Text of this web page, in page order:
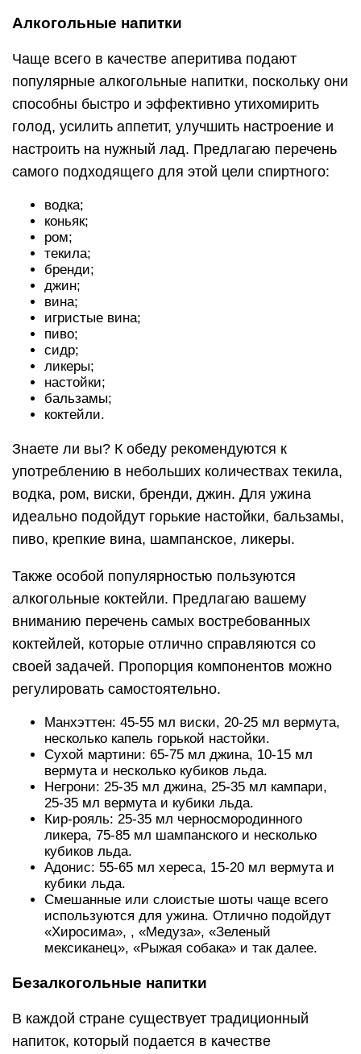
Алкогольные напитки
Чаще всего в качестве аперитива подают
популярные алкогольные напитки, поскольку они
способны быстро и эффективно утихомирить
голод, усилить аппетит, улучшить настроение и
настроить на нужный лад. Предлагаю перечень
самого подходящего для этой цели спиртного:
водка;
коньяк;
ром;
текила;
бренди;
джин;
вина;
игристые вина;
пиво;
сидр;
ликеры;
настойки;
бальзамы;
коктейли.
Знаете ли вы? К обеду рекомендуются к
употреблению в небольших количествах текила,
водка, ром, виски, бренди, джин. Для ужина
идеально подойдут горькие настойки, бальзамы,
пиво, крепкие вина, шампанское, ликеры.
Также особой популярностью пользуются
алкогольные коктейли. Предлагаю вашему
вниманию перечень самых востребованных
коктейлей, которые отлично справляются со
своей задачей. Пропорция компонентов можно
регулировать самостоятельно.
Манхэттен: 45-55 мл виски, 20-25 мл вермута,
несколько капель горькой настойки.
Сухой мартини: 65-75 мл джина, 10-15 мл
вермута и несколько кубиков льда.
Негрони: 25-35 мл джина, 25-35 мл кампари,
25-35 мл вермута и кубики льда.
Кир-рояль: 25-35 мл черносмородинного
ликера, 75-85 мл шампанского и несколько
кубиков льда.
Адонис: 55-65 мл хереса, 15-20 мл вермута и
кубики льда.
Смешанные или слоистые шоты чаще всего
используются для ужина. Отлично подойдут
«Хиросима», , «Медуза», «Зеленый
мексиканец», «Рыжая собака» и так далее.
Безалкогольные напитки
В каждой стране существует традиционный
напиток, который подается в качестве